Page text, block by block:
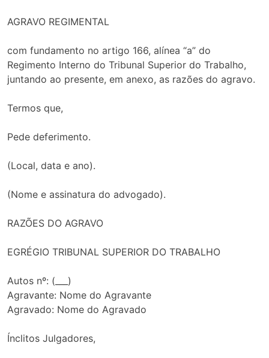
AGRAVO REGIMENTAL
com fundamento no artigo 166, alínea “a” do
Regimento Interno do Tribunal Superior do Trabalho,
juntando ao presente, em anexo, as razões do agravo.
Termos que,
Pede deferimento.
(Local, data e ano).
(Nome e assinatura do advogado).
RAZÕES DO AGRAVO
EGRÉGIO TRIBUNAL SUPERIOR DO TRABALHO
Autos nº: (___)
Agravante: Nome do Agravante
Agravado: Nome do Agravado
Ínclitos Julgadores,